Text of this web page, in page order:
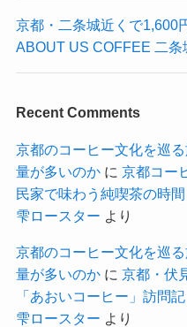
京都・二条城近くで1,600
ABOUT US COFFEE 二
Recent Comments
京都のコーヒー文化を巡
量が多いのかに 京都コー
民家で味わう純喫茶の時
雫ロースター より
京都のコーヒー文化を巡
量が多いのかに 京都・伏
「あおいコーヒー」訪問
雫ロースター より